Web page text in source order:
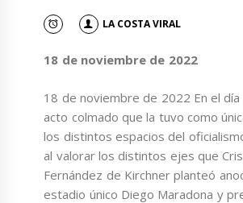
LA COSTA VIRAL
18 de noviembre de 2022
18 de noviembre de 2022 En el
acto colmado que la tuvo como
los distintos espacios del
al valorar los distintos ejes que
Fernández de Kirchner planteó
estadio único Diego Maradona y